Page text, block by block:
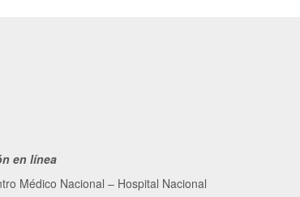
en línea
Médico Nacional – Hospital Nacional